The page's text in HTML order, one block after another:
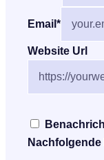
Email *
Website Url
Nachfolgende